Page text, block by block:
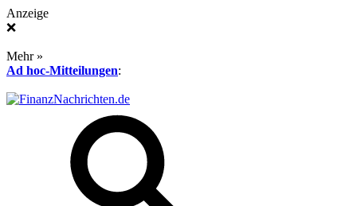
Anzeige
❌
Mehr »
Ad hoc-Mitteilungen: